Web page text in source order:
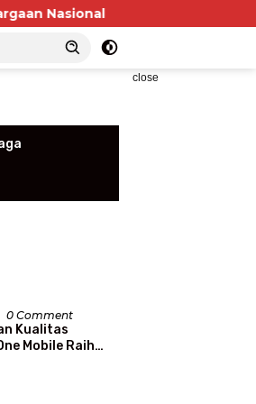
P3RSI Temui Kementerian
close
0 Comment
Kualitas
Mobile Raih